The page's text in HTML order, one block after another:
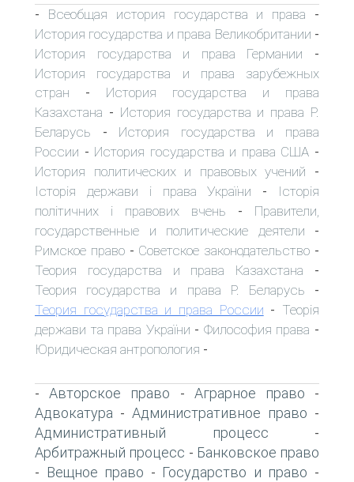
- Всеобщая история государства и права -
История государства и права Великобритании -
История государства и права Германии -
История государства и права зарубежных
стран - История государства и права
Казахстана - История государства и права Р.
Беларусь - История государства и права
России - История государства и права США -
История политических и правовых учений -
Історія держави і права України -
Історія
політичних і правових вчень - Правители,
государственные и политические деятели -
Римское право- Советское законодательство -
Теория государства и права Казахстана -
Теория государства и права Р. Беларусь -
Теория государства и права России - Теорія
держави та права України - Философия права -
Юридическая антропология -
-Авторское право - Аграрное право -
Адвокатура - Административное право -
Административный процесс -
Арбитражный процесс - Банковское право
- Вещное право - Государство и право -